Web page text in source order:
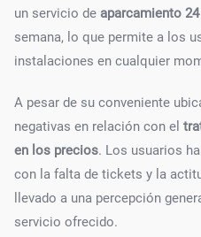
un servicio de aparcamiento
semana, lo que permite a los
instalaciones en cualquier
A pesar de su conveniente
negativas en relación con el
en los precios. Los usuarios
con la falta de tickets y la
llevado a una percepción
servicio ofrecido.